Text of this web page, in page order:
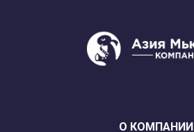
О КОМПАНИИ